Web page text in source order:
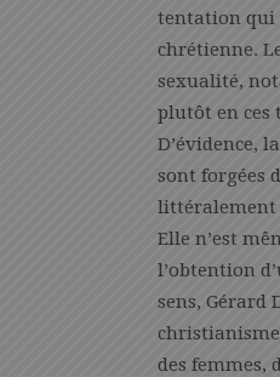
tentation qui
chrétienne.
sexualité,
plutôt en ces
D’évidence,
sont forgées
littéralement
Elle n’est
l’obtention
sens, Gérard
des femmes,